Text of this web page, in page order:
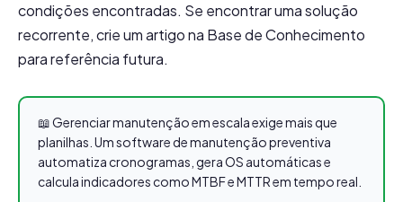
condições encontradas. Se encontrar uma solução
recorrente, crie um artigo na Base de Conhecimento
para referência futura.
📖 Gerenciar manutenção em escala exige mais que
planilhas. Um software de manutenção preventiva
automatiza cronogramas, gera OS automáticas e
calcula indicadores como MTBF e MTTR em tempo real.